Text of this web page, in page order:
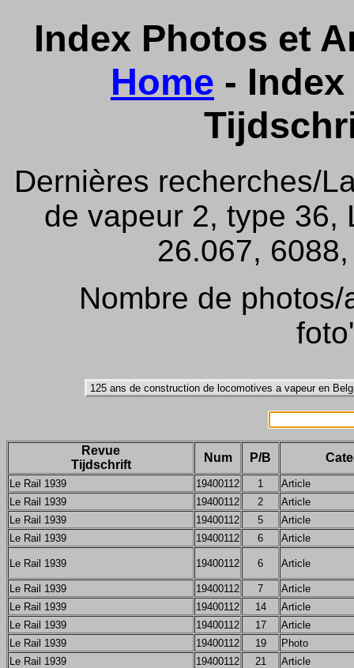
Index Photos et
Home -
Dernières recherches/
de vapeur 2, type 36,
26.067,
Nombre de
Revue
Tijdschrift
Num P/B
Le Rail 1939 19400112 1
Article
Le Rail 1939
19400112 2
Article
Le Rail 1939
19400112 5
Article
Le Rail 1939
19400112 6 Article
Le Rail 1939 19400112 6 Article
Le Rail 1939 19400112 7
Article
Le Rail 1939
19400112 14
Article
Le Rail 1939
19400112 17
Article
Le Rail 1939
19400112 19
Photo
Le Rail 1939
19400112 21
Article